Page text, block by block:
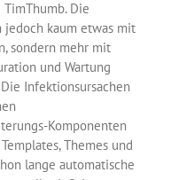
TimThumb. Die
kaum etwas mit
sondern mehr mit
und Wartung
Infektionsursachen
Komponenten
Themes und
lange automatische